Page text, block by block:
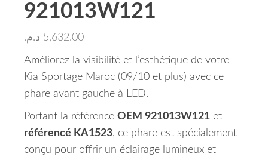
921013W121
5,632.00 د.م.
Améliorez la visibilité et l’esthétique de votre
Kia Sportage Maroc (09/10 et plus) avec ce
phare avant gauche à LED.
Portant la référence OEM 921013W121 et
référencé KA1523, ce phare est spécialement
conçu pour offrir un éclairage lumineux et